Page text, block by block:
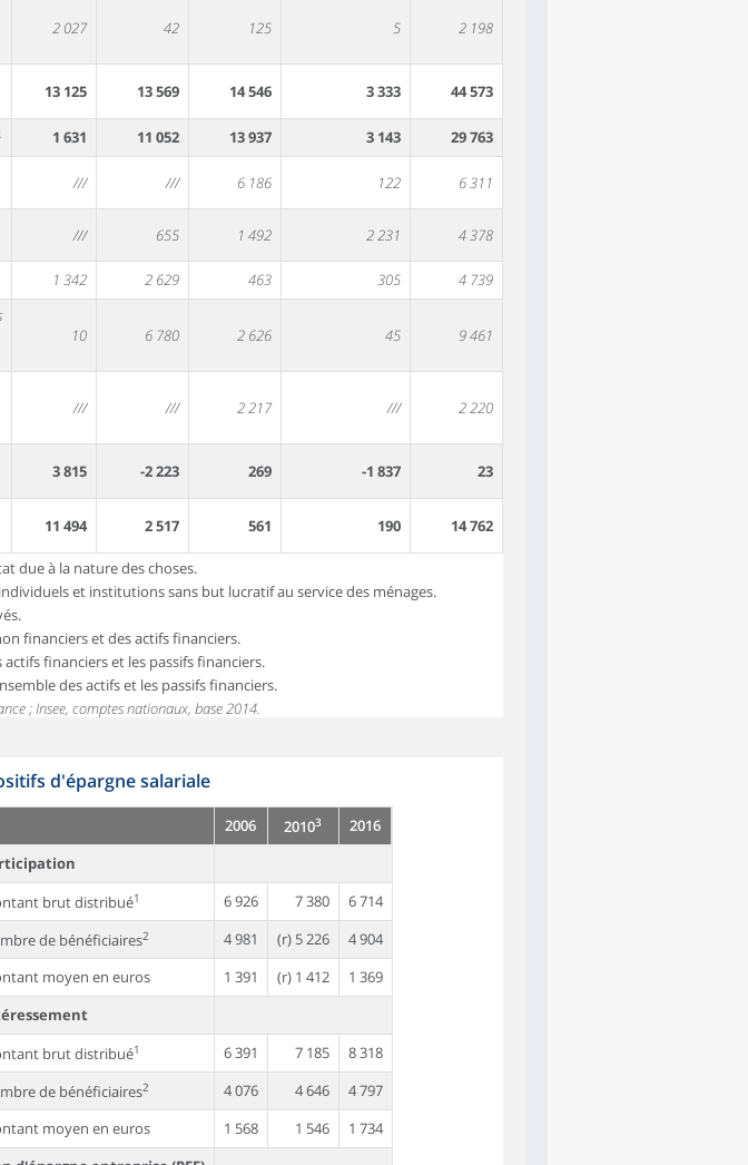
2 027 42 125 5 2 198
13 125 13 569 14 546 3 333 44 573
1 631 11 052 13 937 3 143
29 763
/// /// 6 186 122 6 311
/// 655 1 492 2 231 4 378
1 342 2 629 463 305
4 739
10 6 780 2 626 45 9 461
/// /// 2 217 /// 2 220
3 815 -2 223 269 -1 837 23
11 494 2 517 561 190 14 762
due à la nature des choses.
et institutions sans but lucratif au service des ménages.
financiers et des actifs financiers.
financiers et les passifs financiers.
des actifs et les passifs financiers.
; Insee, comptes nationaux, base 2014.
d'épargne salariale
2006 20103
2016
brut distribué1 6 926 7 380
6 714
de bénéficiaires2 4 981 (r) 5 226
4 904
moyen en euros
1 391 (r) 1 412
1 369
brut distribué1 6 391 7 185
8 318
de bénéficiaires2 4 076 4 646
4 797
moyen en euros
1 568 1 546
1 734